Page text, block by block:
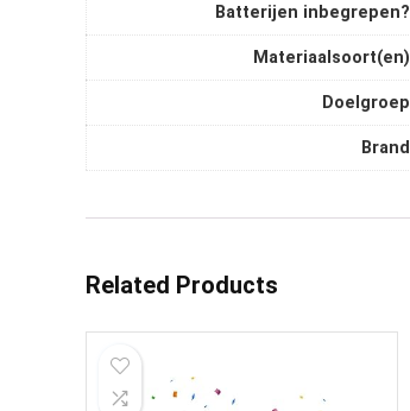
Batterijen inbegrepen?
Materiaalsoort(en)
Doelgroep
Brand
Related Products